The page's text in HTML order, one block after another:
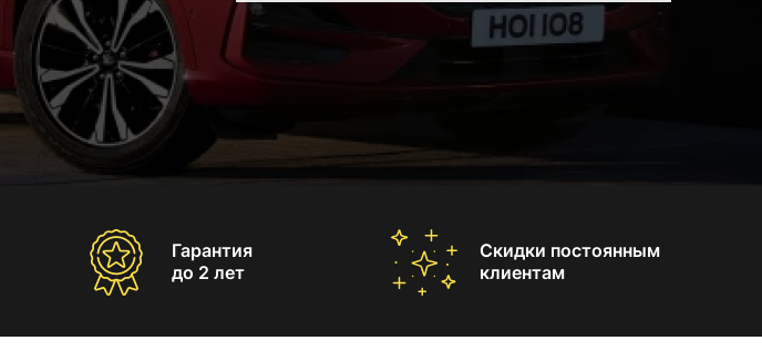
Гарантия
до 2 лет
Скидки постоянным
клиентам